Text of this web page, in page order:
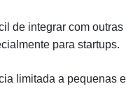
de integrar com
para startups.
limitada a pequenas